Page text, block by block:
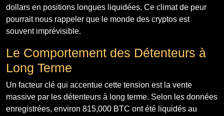
dollars en positions longues liquidées. Ce climat de peur
pourrait nous rappeler que le monde des cryptos est
souvent imprévisible.
Le Comportement des Détenteurs à
Long Terme
Un facteur clé qui accentue cette tension est la vente
massive par les détenteurs à long terme. Selon les données
enregistrées, environ 815,000 BTC ont été liquidés au